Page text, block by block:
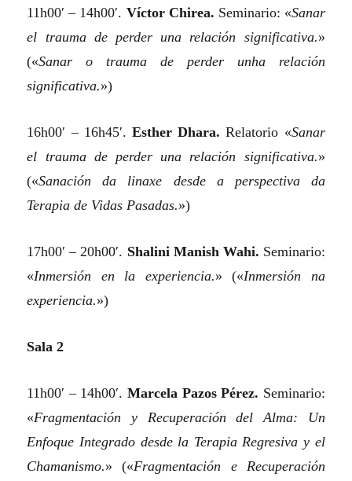
11h00′ – 14h00′. Víctor Chirea. Seminario: «Sanar
el trauma de perder una relación significativa.»
(«Sanar o trauma de perder unha relación
significativa.»)
16h00′ – 16h45′. Esther Dhara. Relatorio «Sanar
el trauma de perder una relación significativa.»
(«Sanación da linaxe desde a perspectiva da
Terapia de Vidas Pasadas.»)
17h00′ – 20h00′. Shalini Manish Wahi. Seminario:
«Inmersión en la experiencia.» («Inmersión na
experiencia.»)
Sala 2
11h00′ – 14h00′. Marcela Pazos Pérez. Seminario:
«Fragmentación y Recuperación del Alma: Un
Enfoque Integrado desde la Terapia Regresiva y el
Chamanismo.»(«Fragmentación e Recuperación